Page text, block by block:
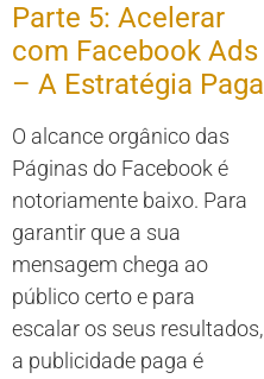
Parte 5: Acelerar
com Facebook Ads
– A Estratégia Paga
O alcance orgânico das
Páginas do Facebook é
notoriamente baixo. Para
garantir que a sua
mensagem chega ao
público certo e para
escalar os seus resultados,
a publicidade paga é